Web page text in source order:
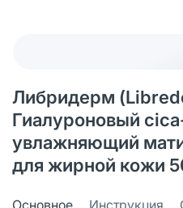
Либридерм
Гиалуроновый
увлажняющий
для жирной кожи
Основное Инструкция